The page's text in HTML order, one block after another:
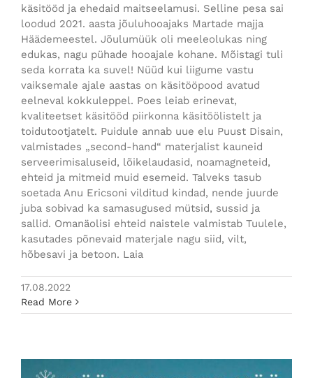
käsitööd ja ehedaid maitseelamusi. Selline pesa sai
loodud 2021. aasta jõuluhooajaks Martade majja
Häädemeestel. Jõulumüük oli meeleolukas ning
edukas, nagu pühade hooajale kohane. Mõistagi tuli
seda korrata ka suvel! Nüüd kui liigume vastu
vaiksemale ajale aastas on käsitööpood avatud
eelneval kokkuleppel. Poes leiab erinevat,
kvaliteetset käsitööd piirkonna käsitöölistelt ja
toidutootjatelt. Puidule annab uue elu Puust Disain,
valmistades „second-hand“ materjalist kauneid
serveerimisaluseid, lõikelaudasid, noamagneteid,
ehteid ja mitmeid muid esemeid. Talveks tasub
soetada Anu Ericsoni vilditud kindad, nende juurde
juba sobivad ka samasugused mütsid, sussid ja
sallid. Omanäolisi ehteid naistele valmistab Tuulele,
kasutades põnevaid materjale nagu siid, vilt,
hõbesavi ja betoon. Laia
17.08.2022
Read More